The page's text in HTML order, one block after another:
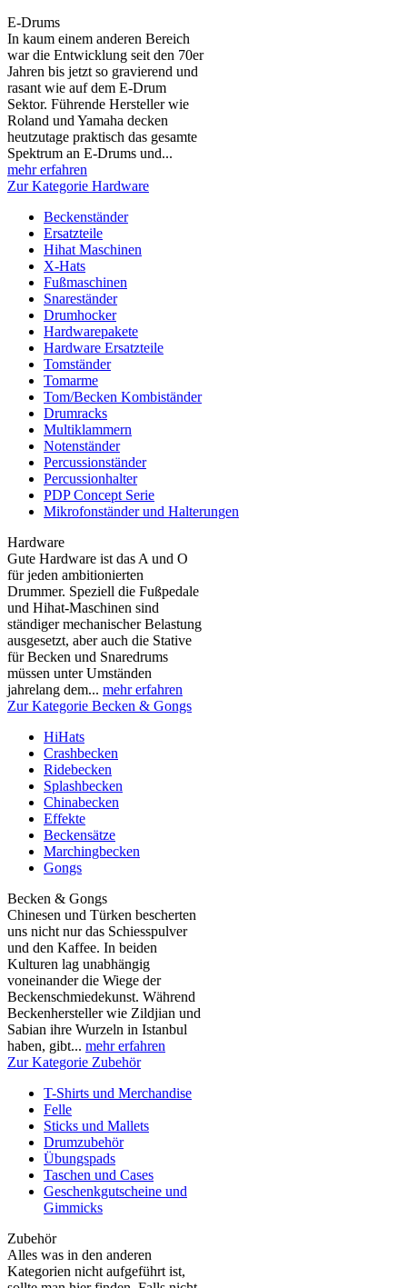
E-Drums
In kaum einem anderen Bereich
war die Entwicklung seit den 70er
Jahren bis jetzt so gravierend und
rasant wie auf dem E-Drum
Sektor. Führende Hersteller wie
Roland und Yamaha decken
heutzutage praktisch das gesamte
Spektrum an E-Drums und...
mehr erfahren
Zur Kategorie Hardware
Beckenständer
Ersatzteile
Hihat Maschinen
X-Hats
Fußmaschinen
Snareständer
Drumhocker
Hardwarepakete
Hardware Ersatzteile
Tomständer
Tomarme
Tom/Becken Kombiständer
Drumracks
Multiklammern
Notenständer
Percussionständer
Percussionhalter
PDP Concept Serie
Mikrofonständer und Halterungen
Hardware
Gute Hardware ist das A und O
für jeden ambitionierten
Drummer. Speziell die Fußpedale
und Hihat-Maschinen sind
ständiger mechanischer Belastung
ausgesetzt, aber auch die Stative
für Becken und Snaredrums
müssen unter Umständen
jahrelang dem... mehr erfahren
Zur Kategorie Becken & Gongs
HiHats
Crashbecken
Ridebecken
Splashbecken
Chinabecken
Effekte
Beckensätze
Marchingbecken
Gongs
Becken & Gongs
Chinesen und Türken bescherten
uns nicht nur das Schiesspulver
und den Kaffee. In beiden
Kulturen lag unabhängig
voneinander die Wiege der
Beckenschmiedekunst. Während
Beckenhersteller wie Zildjian und
Sabian ihre Wurzeln in Istanbul
haben, gibt... mehr erfahren
Zur Kategorie Zubehör
T-Shirts und Merchandise
Felle
Sticks und Mallets
Drumzubehör
Übungspads
Taschen und Cases
Geschenkgutscheine und
Gimmicks
Zubehör
Alles was in den anderen
Kategorien nicht aufgeführt ist,